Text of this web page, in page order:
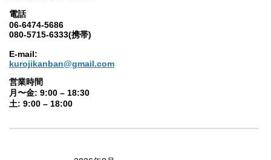
電話
06-6474-5686
080-5715-6333(携帯)
E-mail:
kurojikanban@gmail.com
営業時間
月〜金: 9:00 – 18:30
土: 9:00 – 18:00